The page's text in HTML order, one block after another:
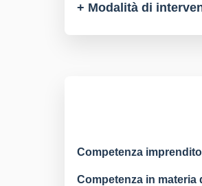
+ Modalità di
Competenza
Competenza in materia